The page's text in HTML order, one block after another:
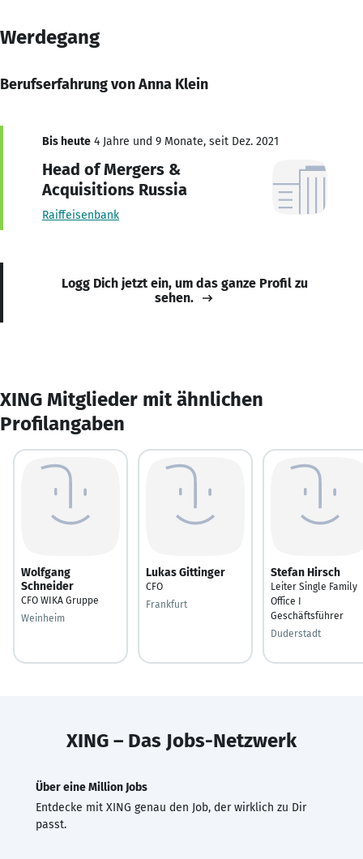
Werdegang
Berufserfahrung von Anna Klein
Bis heute 4 Jahre und 9 Monate, seit Dez. 2021
Head of Mergers &
Acquisitions Russia
Raiffeisenbank
Logg Dich jetzt ein, um das ganze Profil zu
sehen.
XING Mitglieder mit ähnlichen
Profilangaben
Wolfgang
Schneider
CFO WIKA Gruppe
Weinheim
Lukas Gittinger
CFO
Frankfurt
Stefan Hirsch
Leiter Single Family
Office I
Geschäftsführer
Duderstadt
XING – Das Jobs-Netzwerk
Über eine Million Jobs
Entdecke mit XING genau den Job, der wirklich zu Dir
passt.